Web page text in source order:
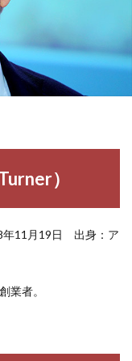
）
年11月19日 出身：ア
業者。